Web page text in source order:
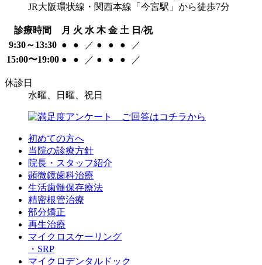
JR大阪環状線・関西本線「今宮駅」から徒歩7分
診療時間 月 火 水 木 金 土 日/祝
9:30～13:30 ● ● ／ ● ● ●
／
15:00〜19:00 ● ● ／ ● ● ● ／
休診日
水曜、日曜、祝日
初めての方へ
当院の診療方針
院長・スタッフ紹介
顕微鏡歯科治療
生活歯髄保存療法
精密根管治療
部分矯正
再生治療
マイクロスケーリング
・SRP
マイクロデンタルドック